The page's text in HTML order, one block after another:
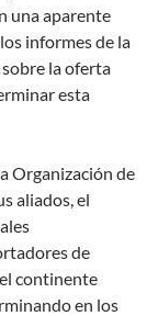
una aparente
informes de la
la oferta
esta
Organización de
aliados, el
de
continente
en los